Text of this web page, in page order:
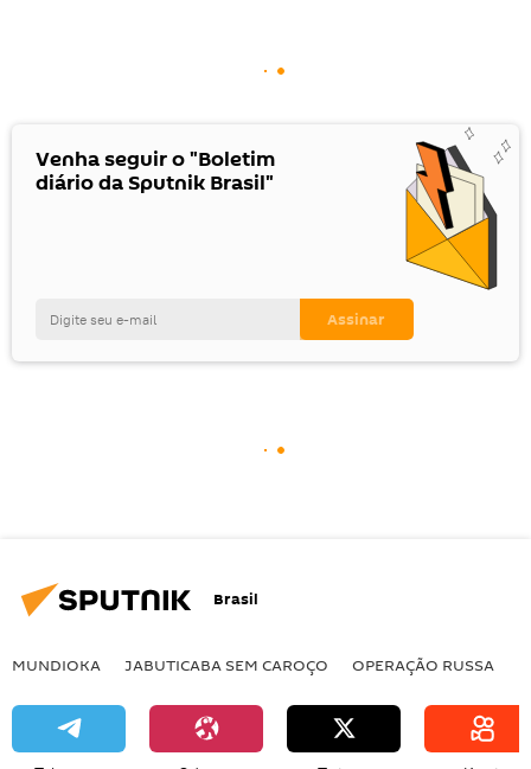
Venha seguir o "Boletim
diário da Sputnik Brasil"
Brasil
MUNDIOKA JABUTICABA SEM CAROÇO OPERAÇÃO RUSSA